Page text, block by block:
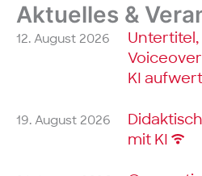
Aktuelles &
12. August 2026
KI
19. August 2026
mit KI